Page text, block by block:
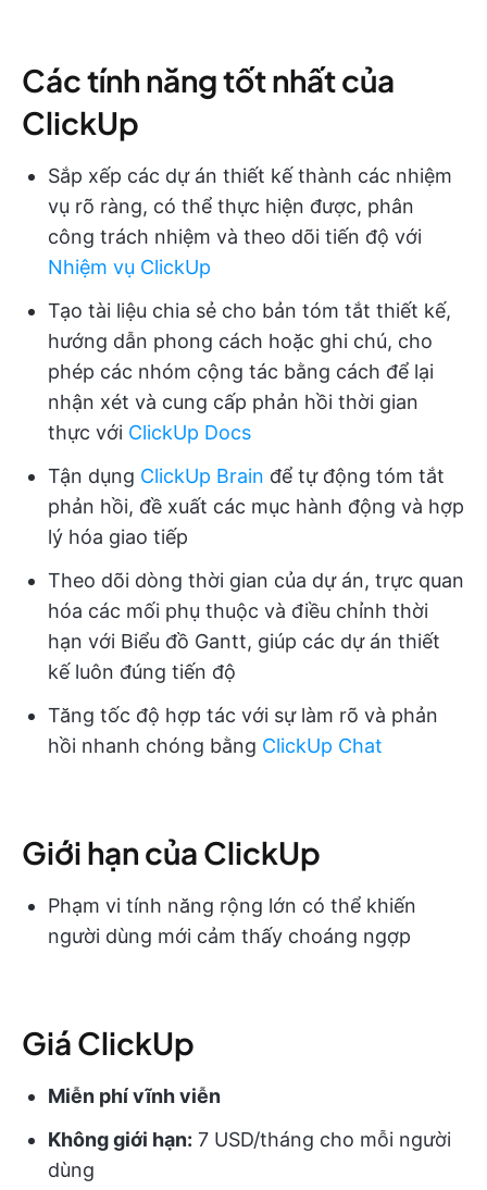
Các tính năng tốt nhất của
ClickUp
Sắp xếp các dự án thiết kế thành các nhiệm
vụ rõ ràng, có thể thực hiện được, phân
công trách nhiệm và theo dõi tiến độ với
Nhiệm vụ ClickUp
Tạo tài liệu chia sẻ cho bản tóm tắt thiết kế,
hướng dẫn phong cách hoặc ghi chú, cho
phép các nhóm cộng tác bằng cách để lại
nhận xét và cung cấp phản hồi thời gian
thực với ClickUp Docs
Tận dụng ClickUp Brain để tự động tóm tắt
phản hồi, đề xuất các mục hành động và hợp
lý hóa giao tiếp
Theo dõi dòng thời gian của dự án, trực quan
hóa các mối phụ thuộc và điều chỉnh thời
hạn với Biểu đồ Gantt, giúp các dự án thiết
kế luôn đúng tiến độ
Tăng tốc độ hợp tác với sự làm rõ và phản
hồi nhanh chóng bằng ClickUp Chat
Giới hạn của ClickUp
Phạm vi tính năng rộng lớn có thể khiến
người dùng mới cảm thấy choáng ngợp
Giá ClickUp
Miễn phí vĩnh viễn
Không giới hạn: 7 USD/tháng cho mỗi người
dùng